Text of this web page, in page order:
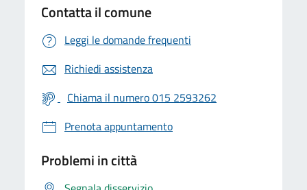
Contatta il comune
Leggi le domande frequenti
Richiedi assistenza
Chiama il numero 015 2593262
Prenota appuntamento
Problemi in città